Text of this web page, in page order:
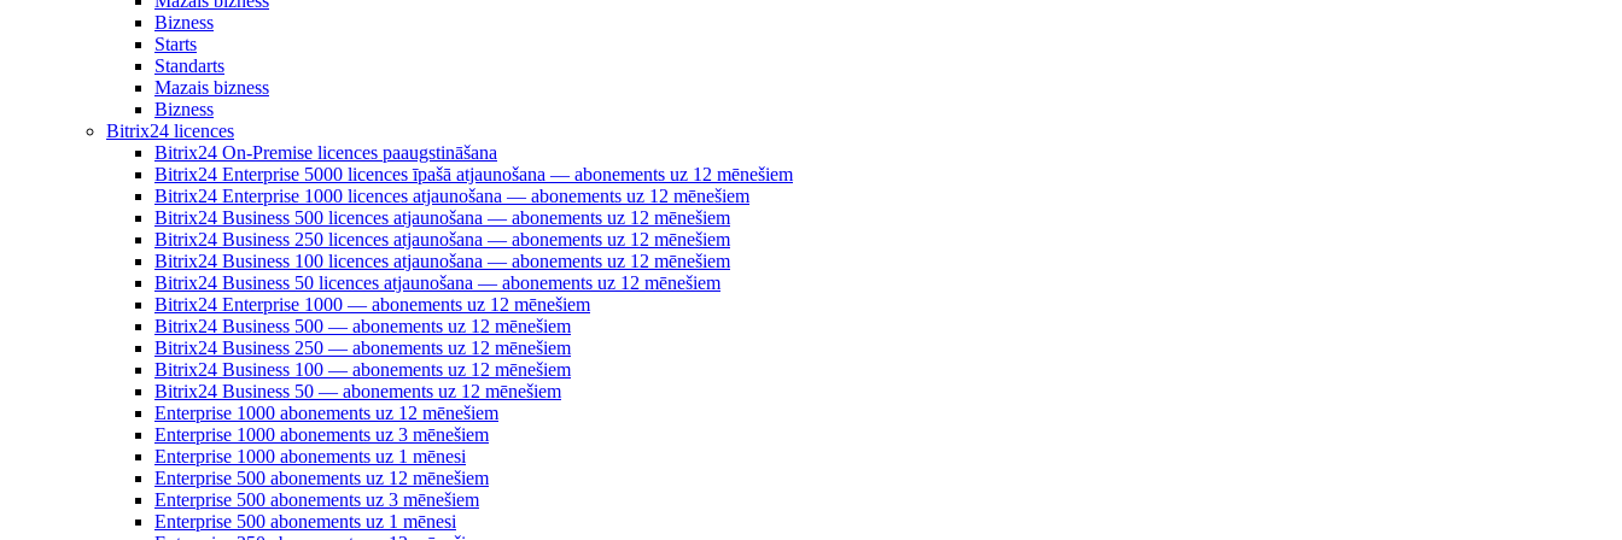
Bizness
Starts
Standarts
Mazais bizness
Bizness
Bitrix24 licences
Bitrix24 On-Premise licences paaugstināšana
Bitrix24 Enterprise 5000 licences īpašā atjaunošana — abonements uz 12 mēnešiem
Bitrix24 Enterprise 1000 licences atjaunošana — abonements uz 12 mēnešiem
Bitrix24 Business 500 licences atjaunošana — abonements uz 12 mēnešiem
Bitrix24 Business 250 licences atjaunošana — abonements uz 12 mēnešiem
Bitrix24 Business 100 licences atjaunošana — abonements uz 12 mēnešiem
Bitrix24 Business 50 licences atjaunošana — abonements uz 12 mēnešiem
Bitrix24 Enterprise 1000 — abonements uz 12 mēnešiem
Bitrix24 Business 500 — abonements uz 12 mēnešiem
Bitrix24 Business 250 — abonements uz 12 mēnešiem
Bitrix24 Business 100 — abonements uz 12 mēnešiem
Bitrix24 Business 50 — abonements uz 12 mēnešiem
Enterprise 1000 abonements uz 12 mēnešiem
Enterprise 1000 abonements uz 3 mēnešiem
Enterprise 1000 abonements uz 1 mēnesi
Enterprise 500 abonements uz 12 mēnešiem
Enterprise 500 abonements uz 3 mēnešiem
Enterprise 500 abonements uz 1 mēnesi